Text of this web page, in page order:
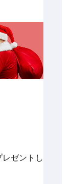
ゼントし